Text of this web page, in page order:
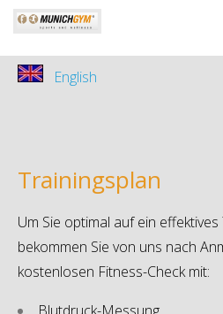
Home
Sports
Tarife
Wellness
Kontakt
English
Trainingsplan
Um Sie optimal auf ein
bekommen Sie von uns nach
kostenlosen Fitness-Check mit: